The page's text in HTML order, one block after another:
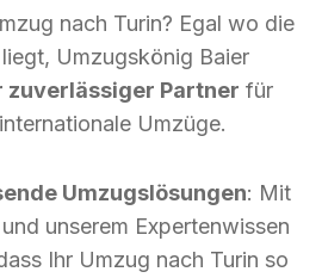
nach Turin? Egal wo die
Umzugskönig Baier
zuverlässiger Partner für
Umzüge.
Umzugslösungen: Mit
unserem Expertenwissen
Ihr Umzug nach Turin so